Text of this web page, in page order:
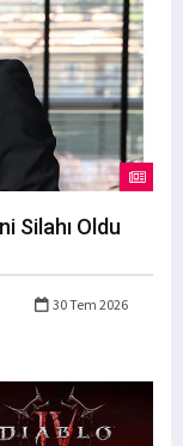
Silahı Oldu
30 Tem 2026